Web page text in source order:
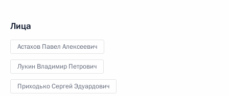
Лица
Астахов Павел Алексеевич
Лукин Владимир Петрович
Приходько Сергей Эдуардович